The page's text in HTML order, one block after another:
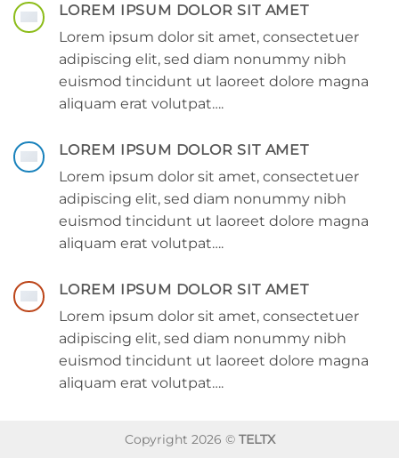
LOREM IPSUM DOLOR SIT AMET
Lorem ipsum dolor sit amet, consectetuer
adipiscing elit, sed diam nonummy nibh
euismod tincidunt ut laoreet dolore magna
aliquam erat volutpat….
LOREM IPSUM DOLOR SIT AMET
Lorem ipsum dolor sit amet, consectetuer
adipiscing elit, sed diam nonummy nibh
euismod tincidunt ut laoreet dolore magna
aliquam erat volutpat….
LOREM IPSUM DOLOR SIT AMET
Lorem ipsum dolor sit amet, consectetuer
adipiscing elit, sed diam nonummy nibh
euismod tincidunt ut laoreet dolore magna
aliquam erat volutpat….
Copyright 2026 © TELTX